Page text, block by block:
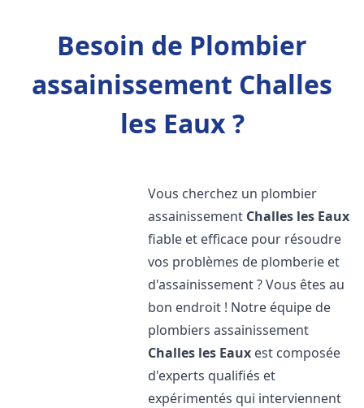
Besoin de Plombier
assainissement Challes
les Eaux ?
Vous cherchez un plombier
assainissement Challes les Eaux
fiable et efficace pour résoudre
vos problèmes de plomberie et
d'assainissement ? Vous êtes au
bon endroit ! Notre équipe de
plombiers assainissement
Challes les Eaux est composée
d'experts qualifiés et
expérimentés qui interviennent